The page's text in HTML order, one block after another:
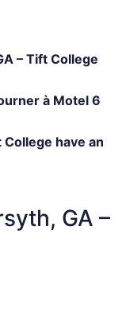
– Tift College
à Motel 6
have an
GA –